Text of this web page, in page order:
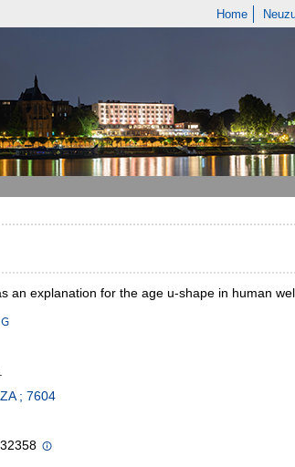
Home
an explanation for the age u-shape in human
; 7604